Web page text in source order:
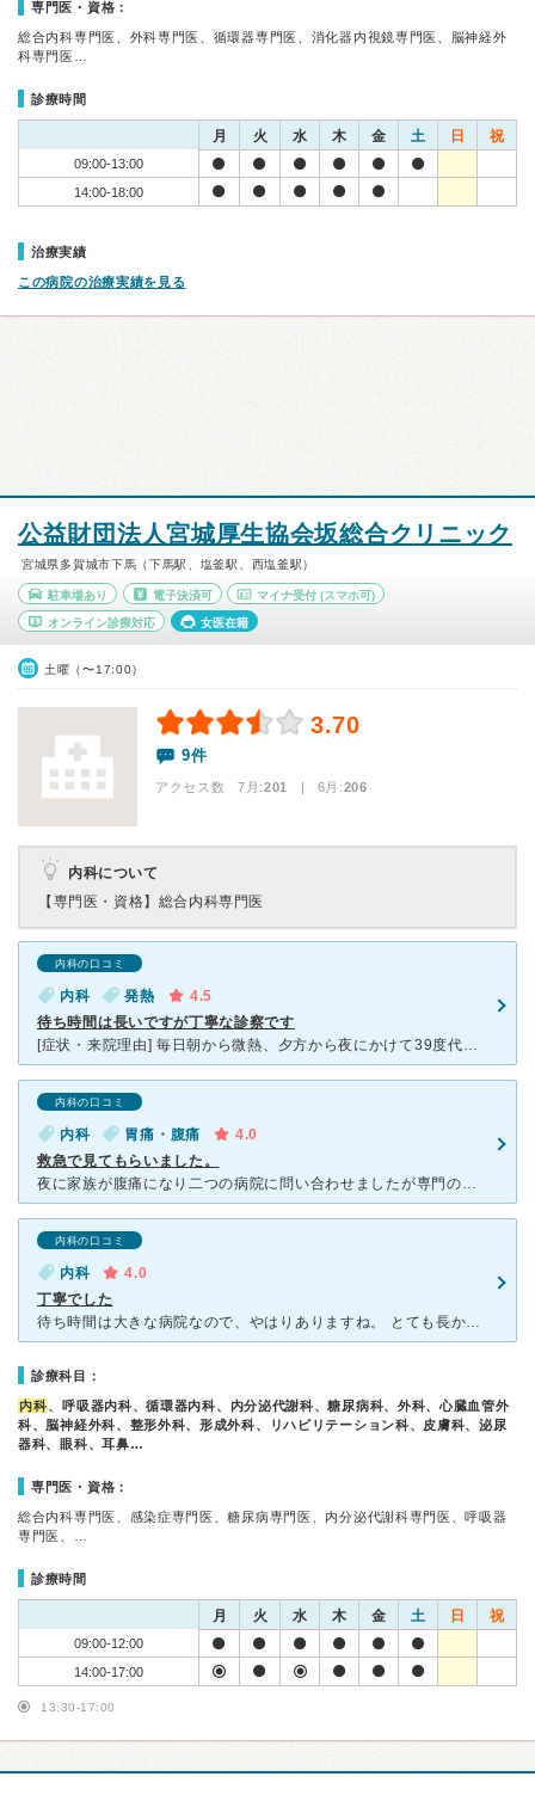
専門医・資格：
総合内科専門医、外科専門医、循環器専門医、消化器内視鏡専門医、脳神経外
科専門医…
診療時間
月 火 水 木 金 土 日 祝
09:00-13:00
14:00-18:00
治療実績
この病院の治療実績を見る
公益財団法人宮城厚生協会坂総合クリニック
宮城県多賀城市下馬（下馬駅、塩釜駅、西塩釜駅）
駐車場あり 電子決済可 マイナ受付 (スマホ可)
オンライン診療対応 女医在籍
土曜（〜17:00）
3.70
9件
アクセス数 7月:201 | 6月:206
内科について
【専門医・資格】 総合内科専門医
内科の口コミ
内科 発熱
4.5
待ち時間は長いですが丁寧な診察です
[症状・来院理由] 毎日朝から微熱、夕方から夜にかけて39度代の高熱が続いていて、自宅近くの病院で診てもらいましたが発熱以外の症状がなく風邪やインフルエンザでもなく病名がわからなかったため、こちらの
内科の口コミ
内科 胃痛・腹痛
4.0
救急で見てもらいました。
夜に家族が腹痛になり二つの病院に問い合わせましたが専門の先生ではないなどと断られました。しかし坂病院は専門の先生がいなくても受診するように言われました。受診したところ10人近い患者さんがいて、診察まで
内科の口コミ
内科
4.0
丁寧でした
待ち時間は大きな病院なので、やはりありますね。 とても長かったです。ほぼ丸一日かかりました... ですが、待っている価値はありました。 こういう、大きな病院では珍しいくらいよく、しっかりみて
診療科目：
内科、呼吸器内科、循環器内科、内分泌代謝科、糖尿病科、外科、心臓血管外
科、脳神経外科、整形外科、形成外科、リハビリテーション科、皮膚科、泌尿
器科、眼科、耳鼻…
専門医・資格：
総合内科専門医、感染症専門医、糖尿病専門医、内分泌代謝科専門医、呼吸器
専門医、…
診療時間
月 火 水 木 金 土 日 祝
09:00-12:00
14:00-17:00
13:30-17:00